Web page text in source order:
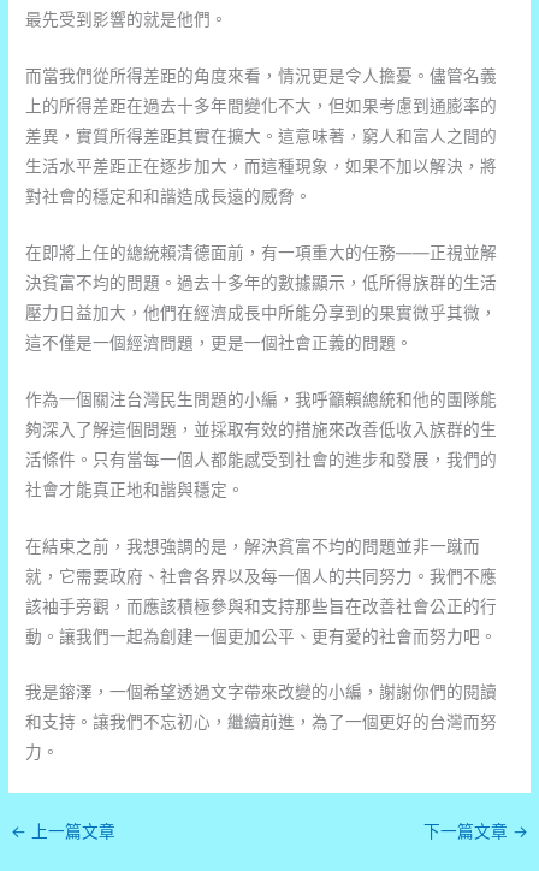
最先受到影響的就是他們。
而當我們從所得差距的角度來看，情況更是令人擔憂。儘管名義
上的所得差距在過去十多年間變化不大，但如果考慮到通膨率的
差異，實質所得差距其實在擴大。這意味著，窮人和富人之間的
生活水平差距正在逐步加大，而這種現象，如果不加以解決，將
對社會的穩定和和諧造成長遠的威脅。
在即將上任的總統賴清德面前，有一項重大的任務——正視並解
決貧富不均的問題。過去十多年的數據顯示，低所得族群的生活
壓力日益加大，他們在經濟成長中所能分享到的果實微乎其微，
這不僅是一個經濟問題，更是一個社會正義的問題。
作為一個關注台灣民生問題的小編，我呼籲賴總統和他的團隊能
夠深入了解這個問題，並採取有效的措施來改善低收入族群的生
活條件。只有當每一個人都能感受到社會的進步和發展，我們的
社會才能真正地和諧與穩定。
在結束之前，我想強調的是，解決貧富不均的問題並非一蹴而
就，它需要政府、社會各界以及每一個人的共同努力。我們不應
該袖手旁觀，而應該積極參與和支持那些旨在改善社會公正的行
動。讓我們一起為創建一個更加公平、更有愛的社會而努力吧。
我是鎔澤，一個希望透過文字帶來改變的小編，謝謝你們的閱讀
和支持。讓我們不忘初心，繼續前進，為了一個更好的台灣而努
力。
← 上一篇文章 下一篇文章 →